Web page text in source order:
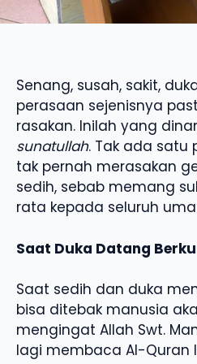
Senang, susah, sakit,
perasaan sejenisnya
rasakan. Inilah yang
sunatullah. Tak ada satu
tak pernah merasakan
sedih, sebab memang
rata kepada seluruh
Saat Duka Datang
Saat sedih dan duka
bisa ditebak manusia
mengingat Allah Swt.
lagi membaca Al-Quran